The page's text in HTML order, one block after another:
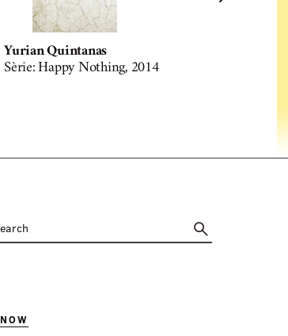
Yurian Quintanas
Sèrie: Happy Nothing, 2014
NOW